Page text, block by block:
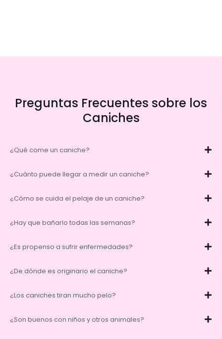
Preguntas Frecuentes sobre los
Caniches
¿Qué come un caniche?
¿Cuánto puede llegar a medir un caniche?
¿Cómo se cuida el pelaje de un caniche?
¿Hay que bañarlo todas las semanas?
¿Es propenso a sufrir enfermedades?
¿De dónde es originario el caniche?
¿Los caniches tiran mucho pelo?
¿Son buenos con niños y otros animales?